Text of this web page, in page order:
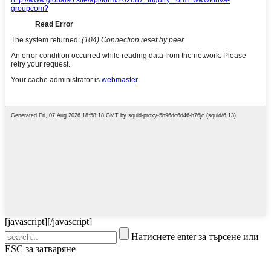
[javascript][/javascript]
Натиснете enter за търсене или
ESC за затваряне